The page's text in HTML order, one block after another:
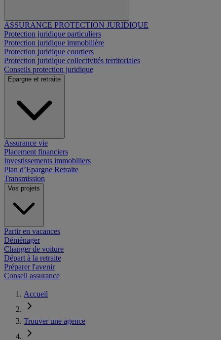
ASSURANCE PROTECTION JURIDIQUE
Protection juridique particuliers
Protection juridique immobilière
Protection juridique courtiers
Protection juridique collectivités territoriales
Conseils protection juridique
Epargne et retraite
Assurance vie
Placement financiers
Investissements immobiliers
Plan d’Epargne Retraite
Transmission
Vos projets
Partir en vacances
Déménager
Changer de voiture
Départ à la retraite
Préparer l'avenir
Conseil assurance
Accueil
Trouver une agence